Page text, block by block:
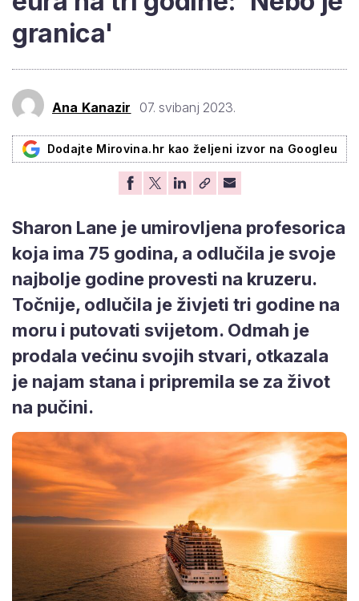
granica'
Ana Kanazir 07. svibanj 2023.
Dodajte Mirovina.hr kao željeni izvor na Googleu
Sharon Lane je umirovljena profesorica
koja ima 75 godina, a odlučila je svoje
najbolje godine provesti na kruzeru.
Točnije, odlučila je živjeti tri godine na
moru i putovati svijetom. Odmah je
prodala većinu svojih stvari, otkazala
je najam stana i pripremila se za život
na pučini.